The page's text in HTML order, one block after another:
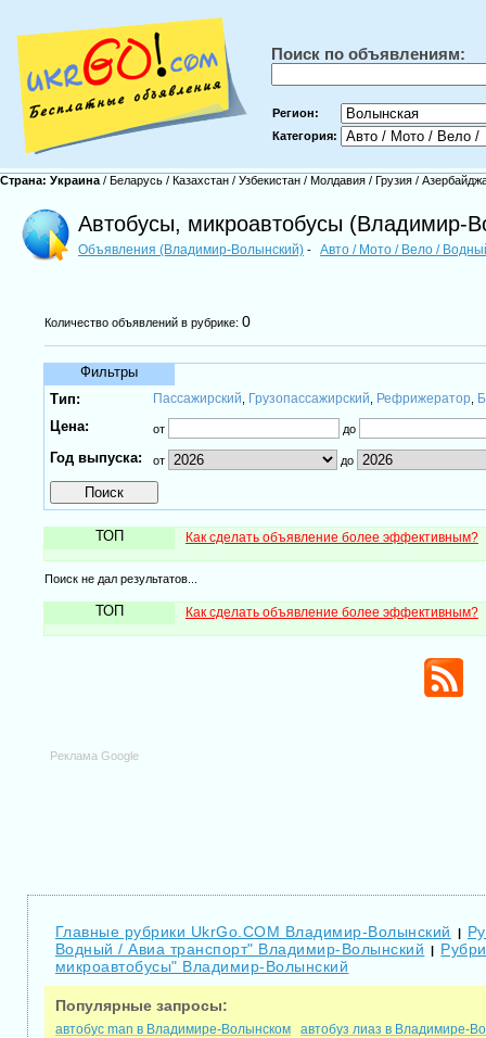
Поиск по объявлениям:
Регион:
Категория:
Страна: Украина / Беларусь / Казахстан / Узбекистан / Молдавия / Грузия /
Автобусы, микроавтобусы (Владимир-
Объявления (Владимир-Волынский) - Авто / Мото / Вело /
Количество объявлений в рубрике: 0
Фильтры
Тип:
Пассажирский Грузопассажирский Рефрижератор,
Цена: от до
Год выпуска: от до
ТОП Как сделать объявление более эффективным?
Поиск не дал результатов...
ТОП Как сделать объявление более эффективным?
Реклама Google
Главные рубрики UkrGo.COM Владимир-Волынский |
Водный / Авиа транспорт" Владимир-Волынский |
микроавтобусы" Владимир-Волынский
Популярные запросы:
автобус man в Владимире-Волынском
автобуз лиаз в Владимире-